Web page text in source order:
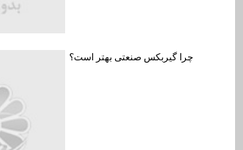
چرا گیربکس صنعتی بهتر است؟